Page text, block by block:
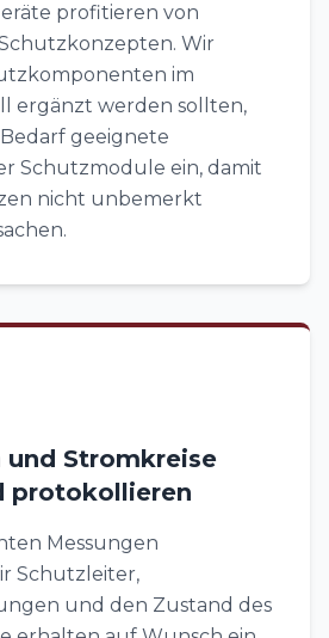
profitieren von
Wir
im
ergänzt werden sollten,
geeignete
Schutzmodule ein, damit
nicht unbemerkt
und Stromkreise
protokollieren
Messungen
Schutzleiter,
und den Zustand des